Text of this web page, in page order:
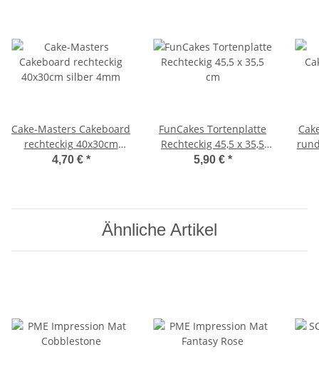
Cake-Masters Cakeboard
rechteckig 40x30cm
silber 4mm
4,70 € *
FunCakes Tortenplatte
Rechteckig 45,5 x 35,5
cm
5,90 € *
Ähnliche Artikel